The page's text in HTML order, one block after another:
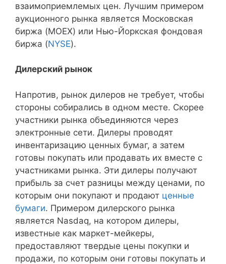
взаимоприемлемых цен. Лучшим примером
аукционного рынка является Московская
биржа (MOEX) или Нью-Йоркская фондовая
биржа (NYSE).
Дилерский рынок
Напротив, рынок дилеров не требует, чтобы
стороны собирались в одном месте. Скорее
участники рынка объединяются через
электронные сети. Дилеры проводят
инвентаризацию ценных бумаг, а затем
готовы покупать или продавать их вместе с
участниками рынка. Эти дилеры получают
прибыль за счет разницы между ценами, по
которым они покупают и продают ценные
бумаги. Примером дилерского рынка
является Nasdaq, на котором дилеры,
известные как маркет-мейкеры,
предоставляют твердые цены покупки и
продажи, по которым они готовы покупать и